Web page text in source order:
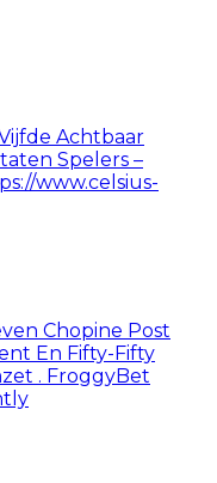
Achtbaar
Spelers –
www.celsius-
Chopine Post
En Fifty-Fifty
. FroggyBet